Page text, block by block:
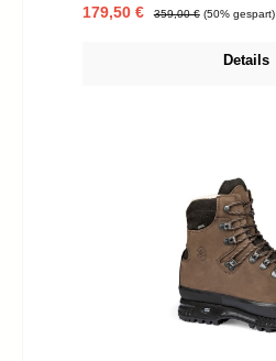
Verkaufspreis:
179,50 € Regulärer Preis:
359,00 € (50% gespart)
Details